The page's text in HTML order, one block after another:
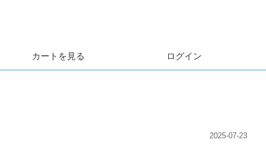
カートを見る ログイン
2025-07-23